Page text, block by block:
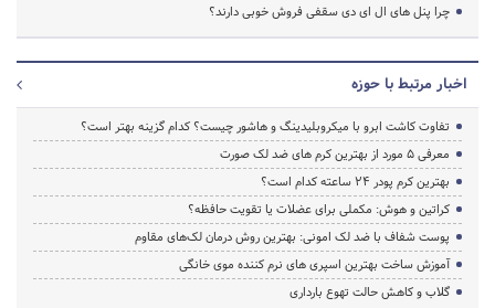
چرا پنل های ال ای دی سقفی فروش خوبی دارند؟
اخبار مرتبط با حوزه
تفاوت کاشت ابرو با میکروبلیدینگ و هاشور چیست؟ کدام گزینه بهتر است؟
معرفی 5 مورد از بهترین کرم های ضد لک صورت
بهترین کرم پودر 24 ساعته کدام است؟
کراتین و هوش: مکملی برای عضلات یا تقویت حافظه؟
پوست شفاف با ضد لک امونی: بهترین روش درمان لک‌های مقاوم
آموزش ساخت بهترین اسپری های نرم‌ کننده موی خانگی
گلاب و کاهش حالت تهوع بارداری